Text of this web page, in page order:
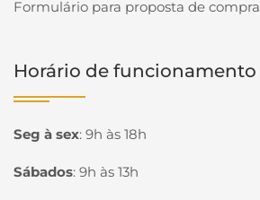
Formulário para proposta de compra
Horário de funcionamento
Seg à sex: 9h às 18h
Sábados: 9h às 13h